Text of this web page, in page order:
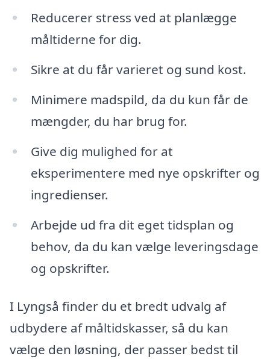
Reducerer stress ved at planlægge
måltiderne for dig.
Sikre at du får varieret og sund kost.
Minimere madspild, da du kun får de
mængder, du har brug for.
Give dig mulighed for at
eksperimentere med nye opskrifter og
ingredienser.
Arbejde ud fra dit eget tidsplan og
behov, da du kan vælge leveringsdage
og opskrifter.
I Lyngså finder du et bredt udvalg af
udbydere af måltidskasser, så du kan
vælge den løsning, der passer bedst til